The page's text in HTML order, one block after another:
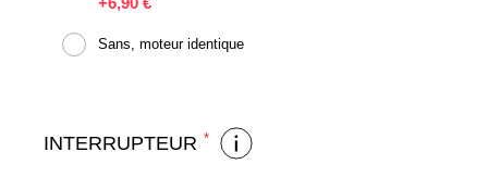
Sans, moteur identique
INTERRUPTEUR